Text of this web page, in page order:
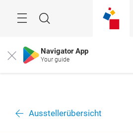
Suche
Close Navigator App
Your guide
Ausstellerübersicht